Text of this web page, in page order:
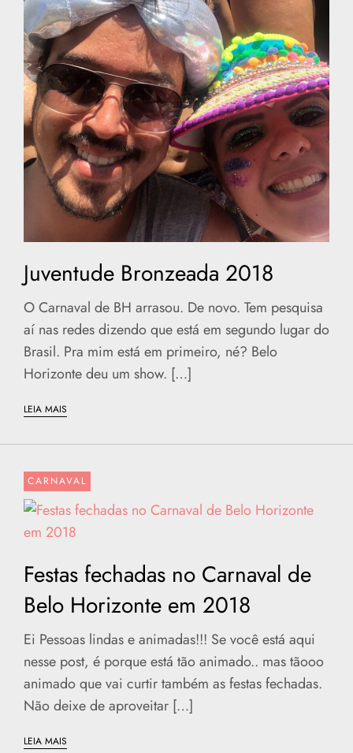
Juventude Bronzeada 2018
O Carnaval de BH arrasou. De novo. Tem pesquisa
aí nas redes dizendo que está em segundo lugar do
Brasil. Pra mim está em primeiro, né? Belo
Horizonte deu um show. […]
LEIA MAIS
CARNAVAL
Festas fechadas no Carnaval de
Belo Horizonte em 2018
Ei Pessoas lindas e animadas!!! Se você está aqui
nesse post, é porque está tão animado.. mas tãooo
animado que vai curtir também as festas fechadas.
Não deixe de aproveitar […]
LEIA MAIS